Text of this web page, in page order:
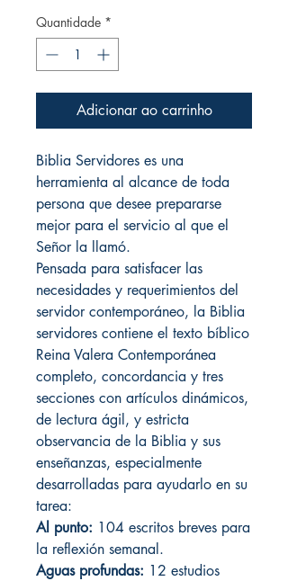
Quantidade *
Adicionar ao carrinho
Biblia Servidores es una
herramienta al alcance de toda
persona que desee prepararse
mejor para el servicio al que el
Señor la llamó.
Pensada para satisfacer las
necesidades y requerimientos del
servidor contemporáneo, la Biblia
servidores contiene el texto bíblico
Reina Valera Contemporánea
completo, concordancia y tres
secciones con artículos dinámicos,
de lectura ágil, y estricta
observancia de la Biblia y sus
enseñanzas, especialmente
desarrolladas para ayudarlo en su
tarea:
Al punto: 104 escritos breves para
la reflexión semanal.
Aguas profundas: 12 estudios